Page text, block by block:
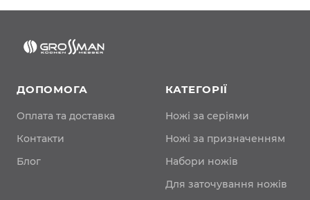
ДОПОМОГА
Оплата та доставка
Контакти
Блог
КАТЕГОРІЇ
Ножі за серіями
Ножі за призначенням
Набори ножів
Для заточування ножів